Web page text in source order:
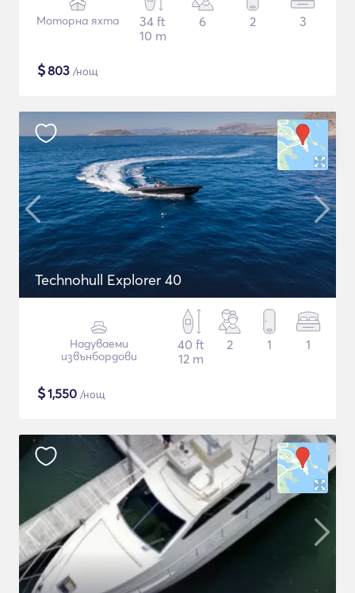
Моторна яхта
34 ft
10 m
6 2 3
$803 /нощ
Technohull Explorer 40
Надуваеми
извънбордови
40 ft
12 m
2 1 1
$1,550 /нощ